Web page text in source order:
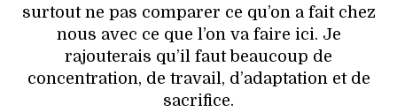
surtout ne pas comparer ce qu’on a fait chez
nous avec ce que l’on va faire ici. Je
rajouterais qu’il faut beaucoup de
concentration, de travail, d’adaptation et de
sacrifice.